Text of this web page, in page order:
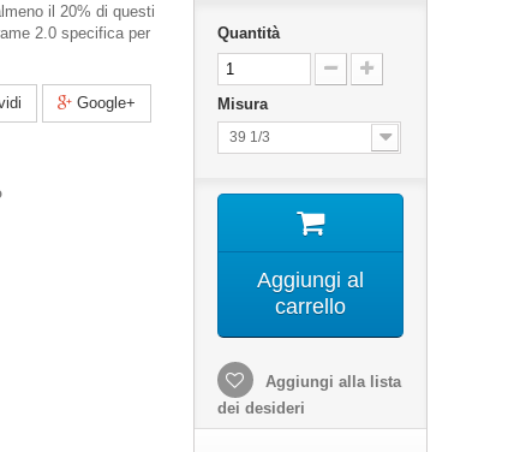
il 20% di questi
2.0 specifica per
Google+
Quantità
Misura
39 1/3
Aggiungi al
carrello
Aggiungi alla lista
dei desideri